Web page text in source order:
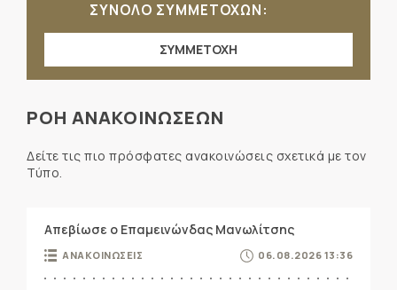
ΣΥΝΟΛΟ ΣΥΜΜΕΤΟΧΩΝ:
ΣΥΜΜΕΤΟΧΗ
ΡΟΗ ΑΝΑΚΟΙΝΩΣΕΩΝ
Δείτε τις πιο πρόσφατες ανακοινώσεις σχετικά με τον
Τύπο.
Απεβίωσε ο Επαμεινώνδας Μανωλίτσης
ΑΝΑΚΟΙΝΩΣΕΙΣ 06.08.2026 13:36